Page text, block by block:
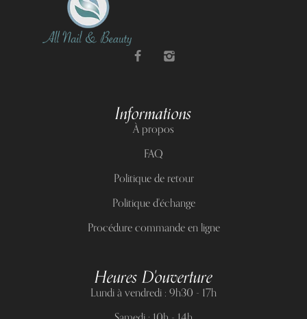
Informations
À propos
FAQ
Politique de retour
Politique d'échange
Procédure commande en ligne
Heures D'ouverture
Lundi à vendredi : 9h30 - 17h